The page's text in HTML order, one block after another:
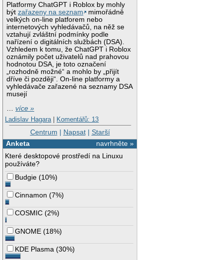
Platformy ChatGPT i Roblox by mohly
býtzařazeny na seznam
mimořádně
velkých on-line platforem nebo
internetových vyhledávačů, na něž se
vztahují zvláštní podmínky podle
nařízení o digitálních službách (DSA).
Vzhledem k tomu, že ChatGPT i Roblox
oznámily počet uživatelů nad prahovou
hodnotou DSA, je toto označení
„rozhodně možné“ a mohlo by „přijít
dříve či později“. On-line platformy a
vyhledávače zařazené na seznamy DSA
musejí
…více »
Ladislav Hagara | Komentářů: 13
Centrum | Napsat| Starší
navrhněte »
Anketa
Které desktopové prostředí na Linuxu
používáte?
Budgie (10%)
Cinnamon (7%)
COSMIC (2%)
GNOME (18%)
KDE Plasma (30%)